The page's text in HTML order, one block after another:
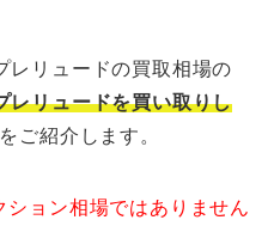
レリュードの買取相場の
レリュードを買い取りし
ご紹介します。
ション相場ではありません